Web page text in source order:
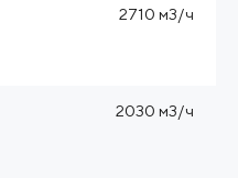
2710 м3/ч
2030 м3/ч